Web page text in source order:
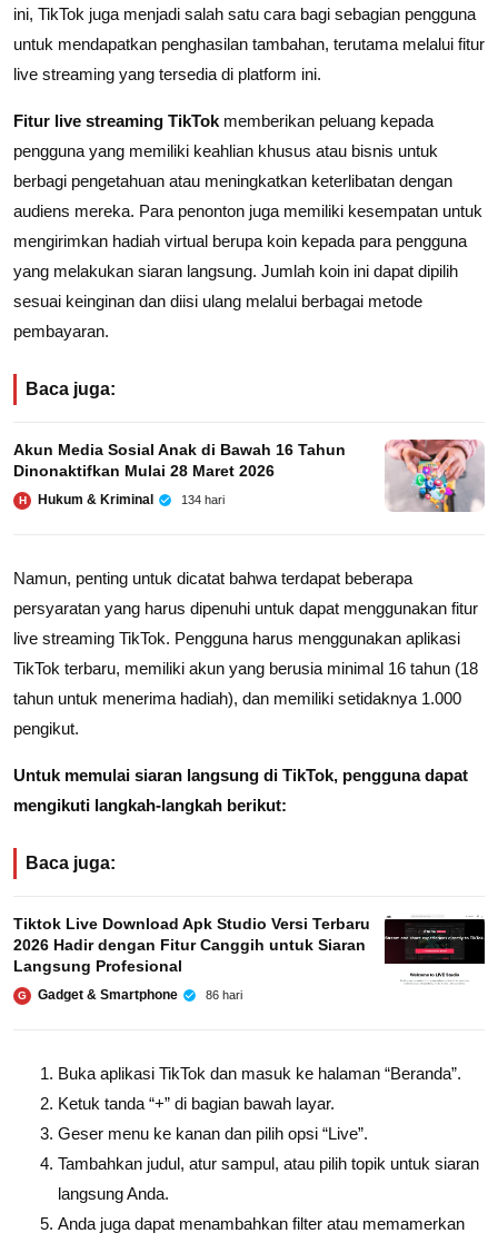
ini, TikTok juga menjadi salah satu cara bagi sebagian pengguna
untuk mendapatkan penghasilan tambahan, terutama melalui fitur
live streaming yang tersedia di platform ini.
Fitur live streaming TikTokmemberikan peluang kepada
pengguna yang memiliki keahlian khusus atau bisnis untuk
berbagi pengetahuan atau meningkatkan keterlibatan dengan
audiens mereka. Para penonton juga memiliki kesempatan untuk
mengirimkan hadiah virtual berupa koin kepada para pengguna
yang melakukan siaran langsung. Jumlah koin ini dapat dipilih
sesuai keinginan dan diisi ulang melalui berbagai metode
pembayaran.
Baca juga:
Akun Media Sosial Anak di Bawah 16 Tahun
Dinonaktifkan Mulai 28 Maret 2026
H Hukum & Kriminal 134 hari
Namun, penting untuk dicatat bahwa terdapat beberapa
persyaratan yang harus dipenuhi untuk dapat menggunakan fitur
live streaming TikTok. Pengguna harus menggunakan aplikasi
TikTok terbaru, memiliki akun yang berusia minimal 16 tahun (18
tahun untuk menerima hadiah), dan memiliki setidaknya 1.000
pengikut.
Untuk memulai siaran langsung di TikTok, pengguna dapat
mengikuti langkah-langkah berikut:
Baca juga:
Tiktok Live Download Apk Studio Versi Terbaru
2026 Hadir dengan Fitur Canggih untuk Siaran
Langsung Profesional
G Gadget & Smartphone 86 hari
Buka aplikasi TikTok dan masuk ke halaman “Beranda”.
Ketuk tanda “+” di bagian bawah layar.
Geser menu ke kanan dan pilih opsi “Live”.
Tambahkan judul, atur sampul, atau pilih topik untuk siaran
langsung Anda.
Anda juga dapat menambahkan filter atau memamerkan